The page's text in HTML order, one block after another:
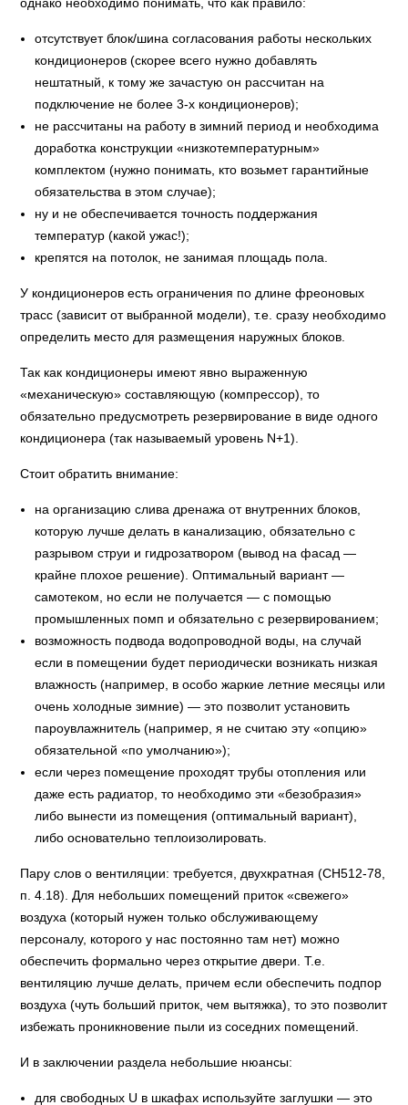
отсутствует блок/шина согласования работы нескольких
кондиционеров (скорее всего нужно добавлять
нештатный, к тому же зачастую он рассчитан на
подключение не более 3-х кондиционеров);
не рассчитаны на работу в зимний период и необходима
доработка конструкции «низкотемпературным»
комплектом (нужно понимать, кто возьмет гарантийные
обязательства в этом случае);
ну и не обеспечивается точность поддержания
температур (какой ужас!);
крепятся на потолок, не занимая площадь пола.
У кондиционеров есть ограничения по длине фреоновых
трасс (зависит от выбранной модели), т.е. сразу необходимо
определить место для размещения наружных блоков.
Так как кондиционеры имеют явно выраженную
«механическую» составляющую (компрессор), то
обязательно предусмотреть резервирование в виде одного
кондиционера (так называемый уровень N+1).
Стоит обратить внимание:
на организацию слива дренажа от внутренних блоков,
которую лучше делать в канализацию, обязательно с
разрывом струи и гидрозатвором (вывод на фасад —
крайне плохое решение). Оптимальный вариант —
самотеком, но если не получается — с помощью
промышленных помп и обязательно с резервированием;
возможность подвода водопроводной воды, на случай
если в помещении будет периодически возникать низкая
влажность (например, в особо жаркие летние месяцы или
очень холодные зимние) — это позволит установить
пароувлажнитель (например, я не считаю эту «опцию»
обязательной «по умолчанию»);
если через помещение проходят трубы отопления или
даже есть радиатор, то необходимо эти «безобразия»
либо вынести из помещения (оптимальный вариант),
либо основательно теплоизолировать.
Пару слов о вентиляции: требуется, двухкратная (СН512-78,
п. 4.18). Для небольших помещений приток «свежего»
воздуха (который нужен только обслуживающему
персоналу, которого у нас постоянно там нет) можно
обеспечить формально через открытие двери. Т.е.
вентиляцию лучше делать, причем если обеспечить подпор
воздуха (чуть больший приток, чем вытяжка), то это позволит
избежать проникновение пыли из соседних помещений.
И в заключении раздела небольшие нюансы:
для свободных U в шкафах используйте заглушки — это